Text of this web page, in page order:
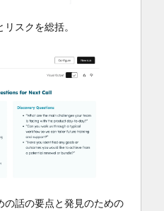
スクを総括。
の話の要点と発見のための